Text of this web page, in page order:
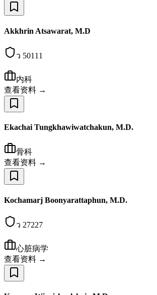
Akkhrin Atsawarat, M.D
ว 50111
内科
查看资料 →
Ekachai Tungkhawiwatchakun, M.D.
骨科
查看资料 →
Kochamarj Boonyarattaphun, M.D.
ว 27227
心脏病学
查看资料 →